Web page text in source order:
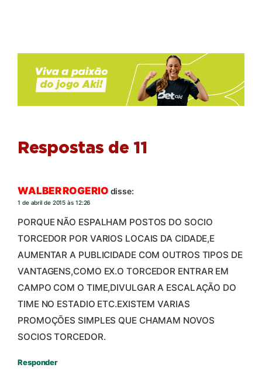
Respostas de 11
WALBER ROGERIO disse:
1 de abril de 2015 às 12:26
PORQUE NÃO ESPALHAM POSTOS DO SOCIO
TORCEDOR POR VARIOS LOCAIS DA CIDADE,E
AUMENTAR A PUBLICIDADE COM OUTROS TIPOS DE
VANTAGENS,COMO EX.O TORCEDOR ENTRAR EM
CAMPO COM O TIME,DIVULGAR A ESCALAÇÃO DO
TIME NO ESTADIO ETC.EXISTEM VARIAS
PROMOÇÕES SIMPLES QUE CHAMAM NOVOS
SOCIOS TORCEDOR.
Responder